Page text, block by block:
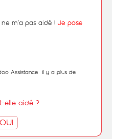
m’a pas aidé ! Je pose
Assistance il y a plus de
elle aidé ?
OUI